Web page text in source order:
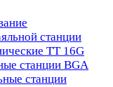
станции
TT 16G
станции BGA
станции